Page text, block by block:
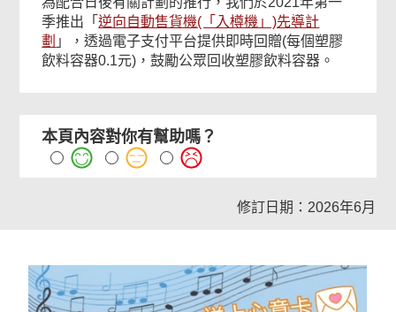
季推出「逆向自動售貨機(「入樽機」)先導計
劃 」，透過電子支付平台提供即時回贈(每個塑膠
飲料容器0.1元)，鼓勵公眾回收塑膠飲料容器。
本頁內容對你有幫助嗎？
修訂日期：2026年6月